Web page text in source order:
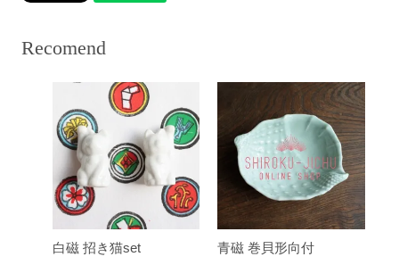
Recomend
白磁 招き猫set 青磁 巻貝形向付